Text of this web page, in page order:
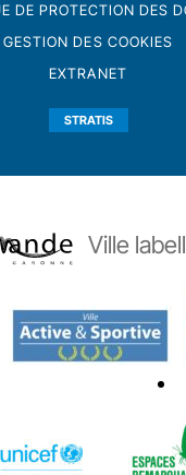
DE PROTECTION DES
GESTION DES COOKIES
EXTRANET
STRATIS
Ville